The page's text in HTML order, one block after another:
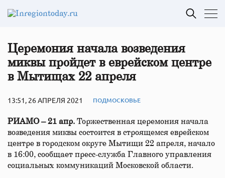
Церемония начала возведения
миквы пройдет в еврейском центре
в Мытищах 22 апреля
13:51, 26 АПРЕЛЯ 2021 ПОДМОСКОВЬЕ
РИАМО – 21 апр. Торжественная церемония начала
возведения миквы состоится в строящемся еврейском
центре в городском округе Мытищи 22 апреля, начало
в 16:00, сообщает пресс-служба Главного управления
социальных коммуникаций Московской области.